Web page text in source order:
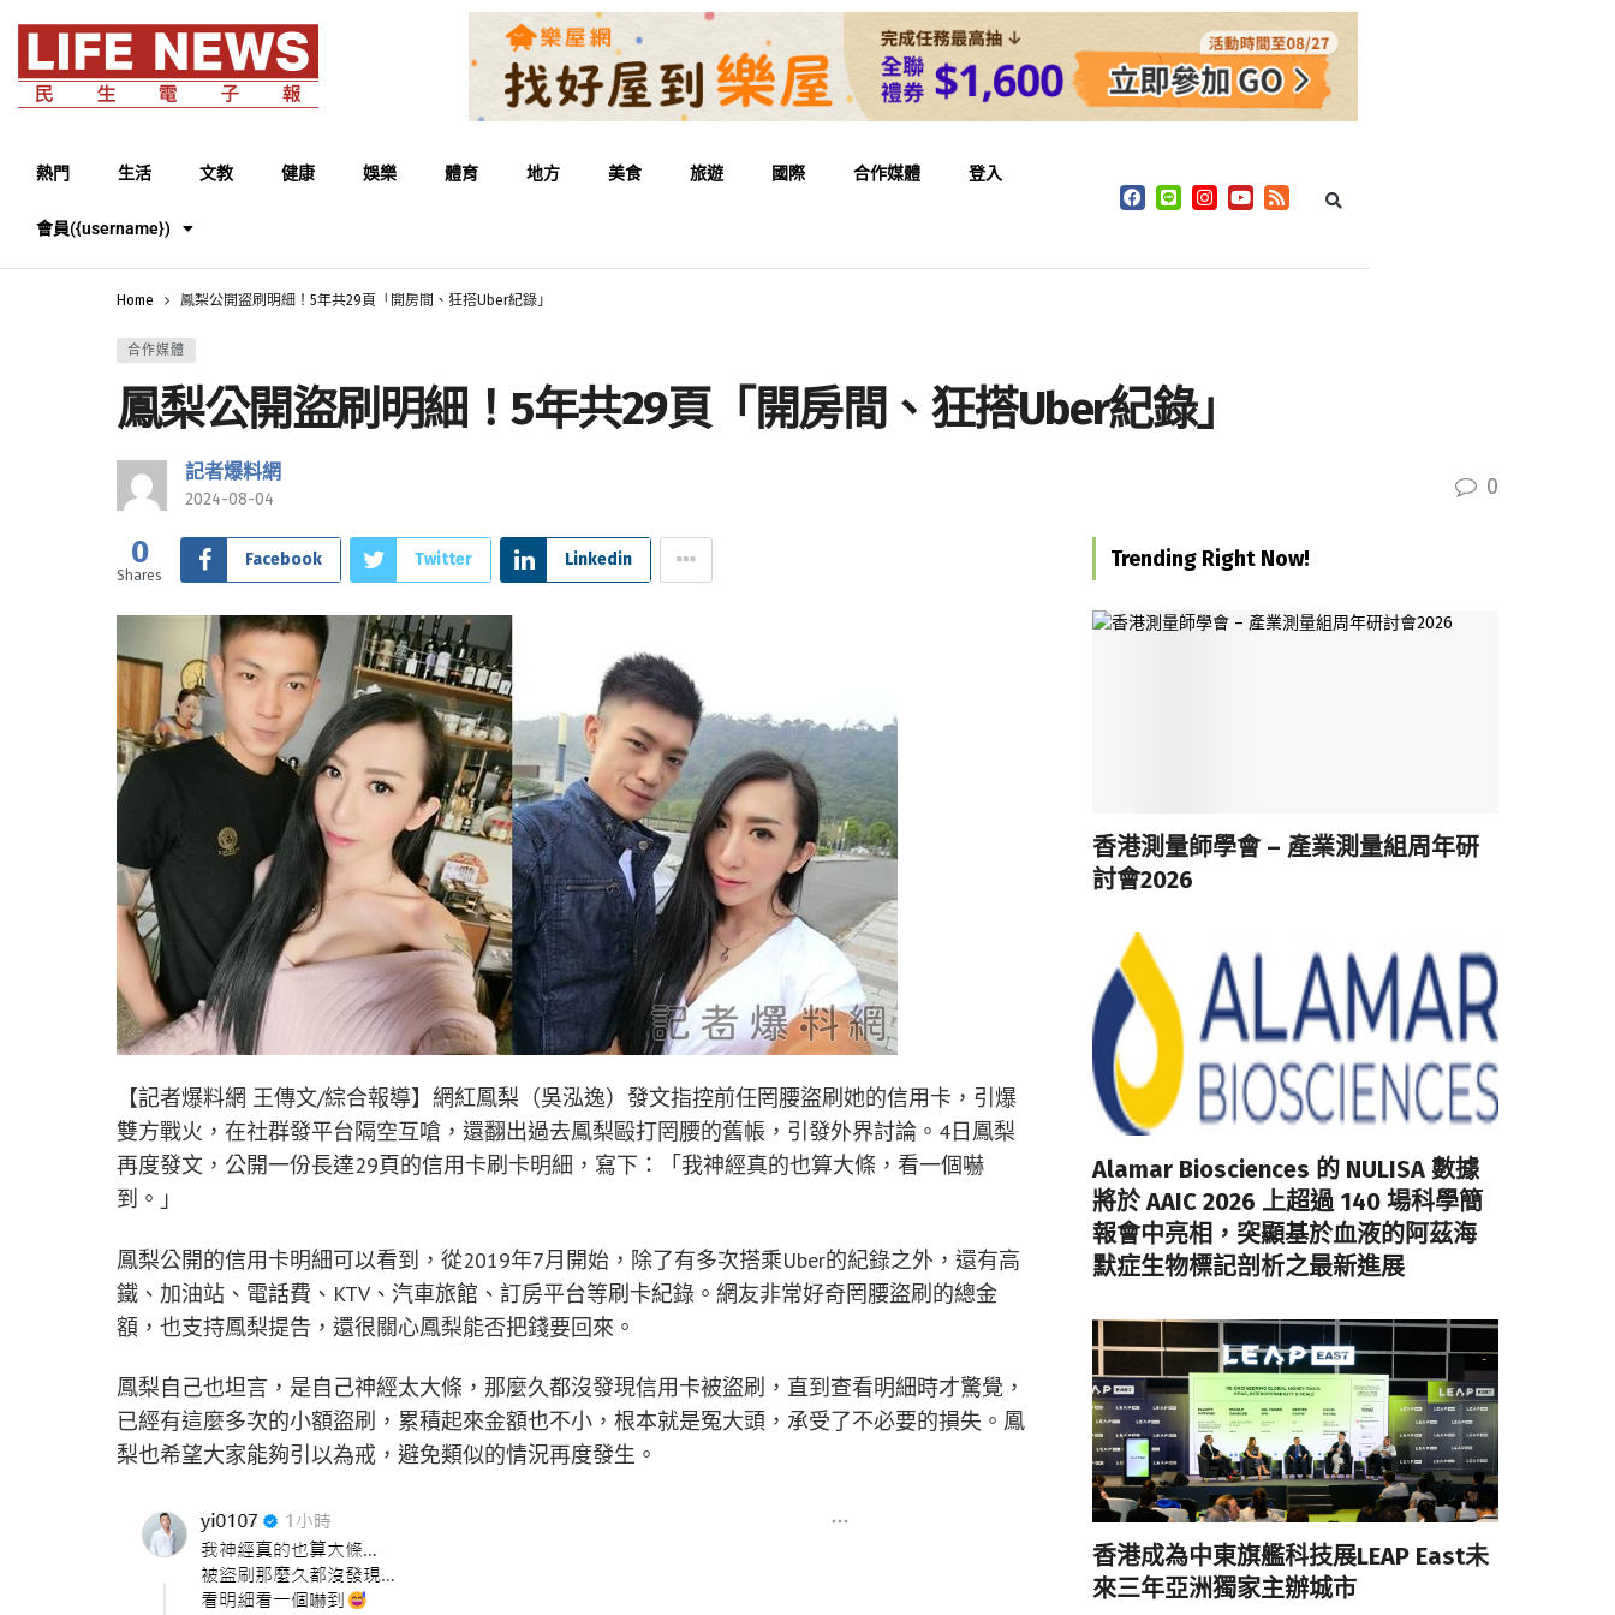
熱門 生活 文教 健康 娛樂 體育 地方 美食 旅遊 國際 合作媒體 登入
會員({username})
Home 鳳梨公開盜刷明細！5年共29頁「開房間、狂搭Uber紀錄」
合作媒體
鳳梨公開盜刷明細！5年共29頁「開房間、狂搭Uber紀錄」
記者爆料網
2024-08-04 0
0
Shares
Facebook Twitter Linkedin
【記者爆料網 王傳文/綜合報導】網紅鳳梨（吳泓逸）發文指控前任罔腰盜刷她的信用卡，引爆
雙方戰火，在社群發平台隔空互嗆，還翻出過去鳳梨毆打罔腰的舊帳，引發外界討論。4日鳳梨
再度發文，公開一份長達29頁的信用卡刷卡明細，寫下：「我神經真的也算大條，看一個嚇
到。」
鳳梨公開的信用卡明細可以看到，從2019年7月開始，除了有多次搭乘Uber的紀錄之外，還有高
鐵、加油站、電話費、KTV、汽車旅館、訂房平台等刷卡紀錄。網友非常好奇罔腰盜刷的總金
額，也支持鳳梨提告，還很關心鳳梨能否把錢要回來。
鳳梨自己也坦言，是自己神經太大條，那麼久都沒發現信用卡被盜刷，直到查看明細時才驚覺，
已經有這麼多次的小額盜刷，累積起來金額也不小，根本就是冤大頭，承受了不必要的損失。鳳
梨也希望大家能夠引以為戒，避免類似的情況再度發生。
Trending Right Now!
香港測量師學會 – 產業測量組周年研
討會2026
Alamar Biosciences 的 NULISA 數據
將於 AAIC 2026 上超過 140 場科學簡
報會中亮相，突顯基於血液的阿茲海
默症生物標記剖析之最新進展
香港成為中東旗艦科技展LEAP East未
來三年亞洲獨家主辦城市